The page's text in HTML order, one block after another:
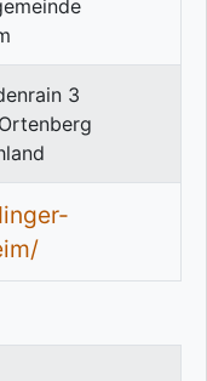
3
Ortenberg